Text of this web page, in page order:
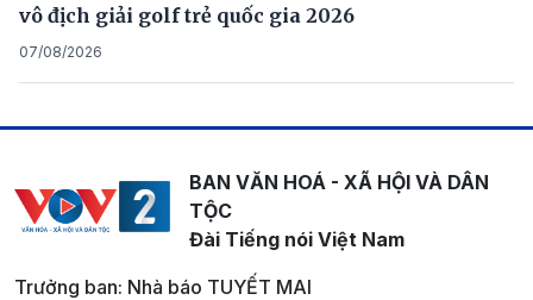
vô địch giải golf trẻ quốc gia 2026
07/08/2026
BAN VĂN HOÁ - XÃ HỘI VÀ DÂN
TỘC
Đài Tiếng nói Việt Nam
Trưởng ban: Nhà báo TUYẾT MAI